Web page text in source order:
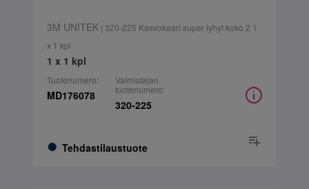
3M UNITEK| 320-225 Kasvokaari super lyhyt koko 2 1
x 1 kpl
1 x 1 kpl
Tuotenumero:
MD176078
Tehdastilaustuote
Valmistajan
tuotenumero:
320-225